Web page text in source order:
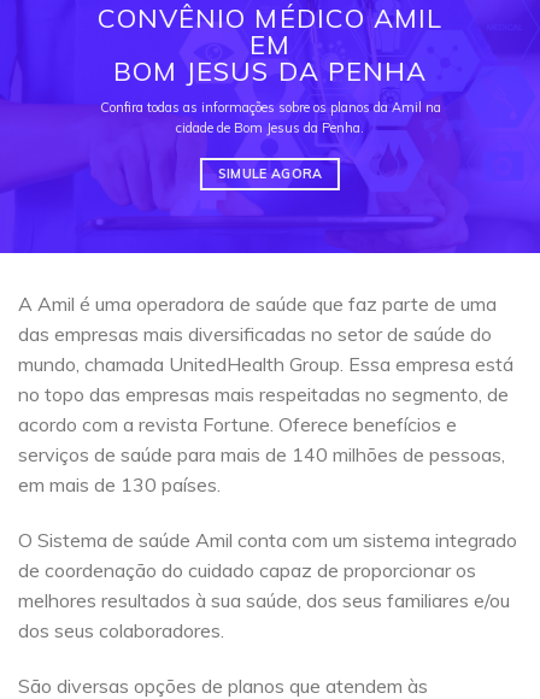
CONVÊNIO MÉDICO AMIL
EM
BOM JESUS DA PENHA
Confira todas as informações sobre os planos da Amil na
cidade de Bom Jesus da Penha.
SIMULE AGORA
A Amil é uma operadora de saúde que faz parte de uma
das empresas mais diversificadas no setor de saúde do
mundo, chamada UnitedHealth Group. Essa empresa está
no topo das empresas mais respeitadas no segmento, de
acordo com a revista Fortune. Oferece benefícios e
serviços de saúde para mais de 140 milhões de pessoas,
em mais de 130 países.
O Sistema de saúde Amil conta com um sistema integrado
de coordenação do cuidado capaz de proporcionar os
melhores resultados à sua saúde, dos seus familiares e/ou
dos seus colaboradores.
São diversas opções de planos que atendem às